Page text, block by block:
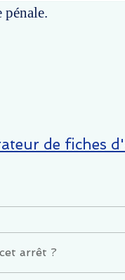
de fiches
arrêt ?